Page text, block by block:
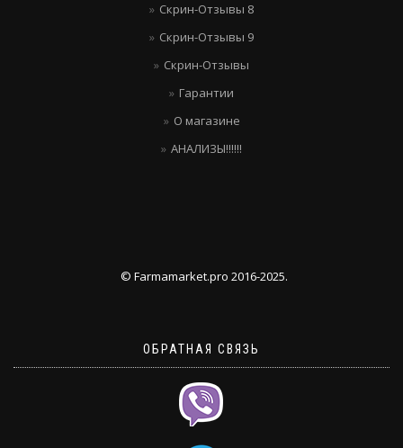
Скрин-Отзывы 8
Скрин-Отзывы 9
Скрин-Отзывы
Гарантии
О магазине
АНАЛИЗЫ!!!!!!
© Farmamarket.pro 2016-2025.
ОБРАТНАЯ СВЯЗЬ